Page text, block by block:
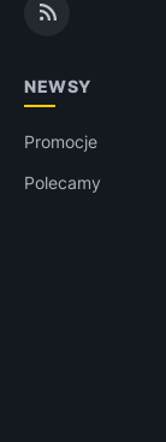
NEWSY
Promocje
Polecamy